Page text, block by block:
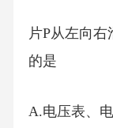
片P从左向
的是
A.电压表、